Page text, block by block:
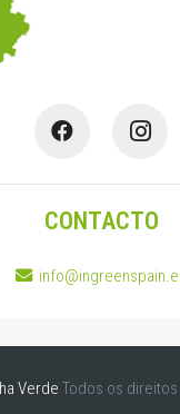
CONTACTO
Verde Todos os